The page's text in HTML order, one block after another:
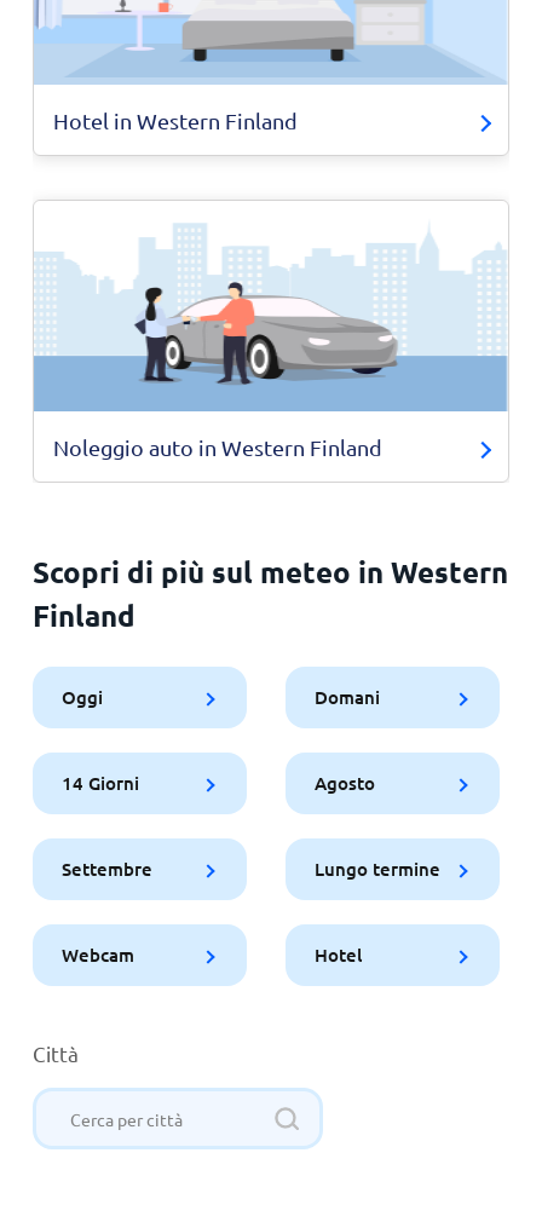
Hotel in Western Finland
Noleggio auto in Western Finland
Scopri di più sul meteo in Western
Finland
Oggi Domani
14 Giorni Agosto
Settembre Lungo termine
Webcam Hotel
Città